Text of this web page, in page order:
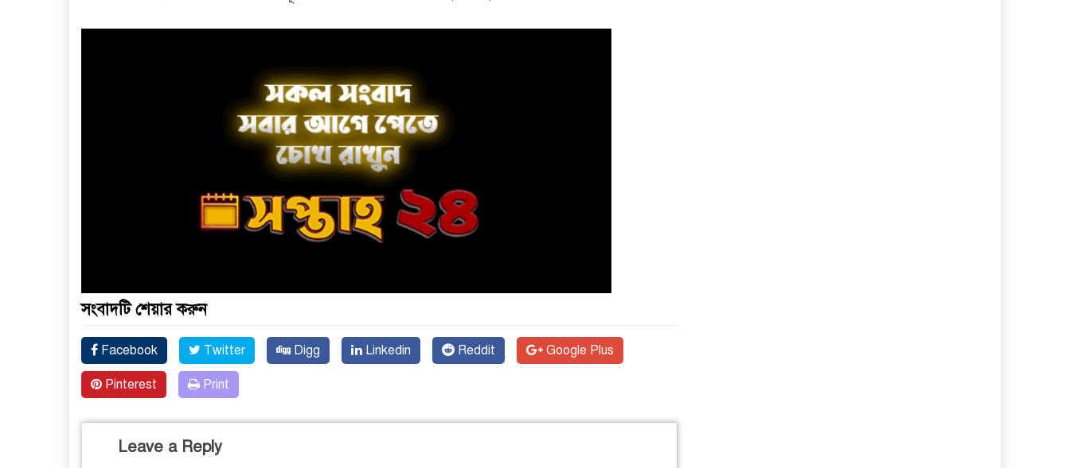
সংবাদটি শেয়ার করুন
Facebook Twitter Digg Linkedin Reddit Google Plus
Pinterest Print
Leave a Reply